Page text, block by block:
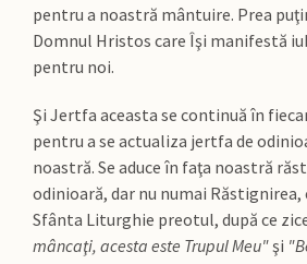
pentru a noastră mântuire. Prea
Domnul Hristos care Îşi manifestă
pentru noi.
Şi Jertfa aceasta se continuă în
pentru a se actualiza jertfa de
noastră. Se aduce în faţa noastră
odinioară, dar nu numai Răstignirea,
Sfânta Liturghie preotul, după ce
mâncaţi, acesta este Trupul Meu"şi